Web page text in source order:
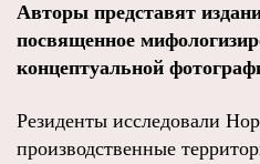
Авторы представят
посвященное
концептуальной
Резиденты исследовали
производственные